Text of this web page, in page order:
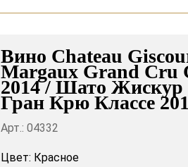
Вино Chateau
Margaux Grand Cru
2014 / Шато Жискур
Гран Крю Классе
Арт.: 04332
Цвет: Красное